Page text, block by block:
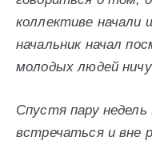
коллективе начали
начальник начал
молодых людей
Спустя пару
встречаться и вне